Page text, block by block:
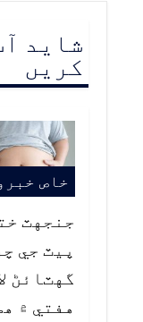
شاید
کریں
خاص
جنجهٽ
پيٽ جي
گهٽائڻ
هفتي ۾